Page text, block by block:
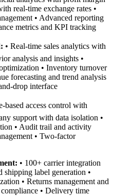
real-time exchange rates •
• Advanced reporting
metrics and KPI tracking
• Real-time sales analytics with
analysis and insights •
• Inventory turnover
forecasting and trend analysis
drop interface
based access control with
support with data isolation •
• Audit trail and activity
• Two-factor
• 100+ carrier integration
label generation •
• Returns management and
• Delivery time